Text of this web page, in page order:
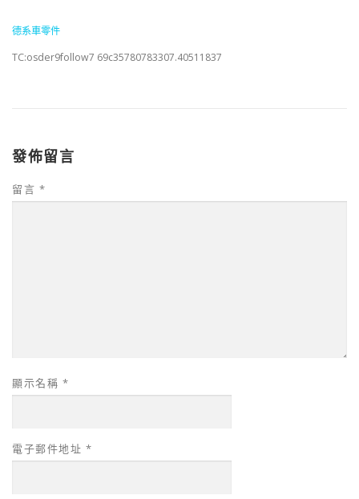
德系車零件
TC:osder9follow7 69c35780783307.40511837
發佈留言
留言 *
顯示名稱 *
電子郵件地址 *